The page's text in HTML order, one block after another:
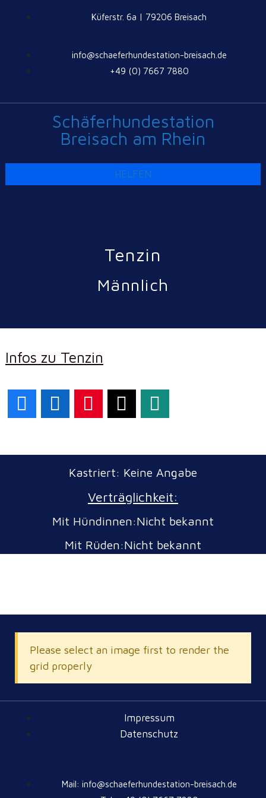
Küferstr. 6a | 79206 Breisach
info@schaeferhundestation-breisach.de
+49 (0) 7667 7880
Schäferhundestation
Breisach am Rhein
HELFEN
Tenzin
Männlich
Infos zu Tenzin
Kastriert: Keine Angabe
Verträglichkeit:
Mit Hündinnen:Nicht bekannt
Mit Rüden:Nicht bekannt
Please select an image first to render the
grid properly
Impressum
Datenschutz
Mail: info@schaeferhundestation-breisach.de